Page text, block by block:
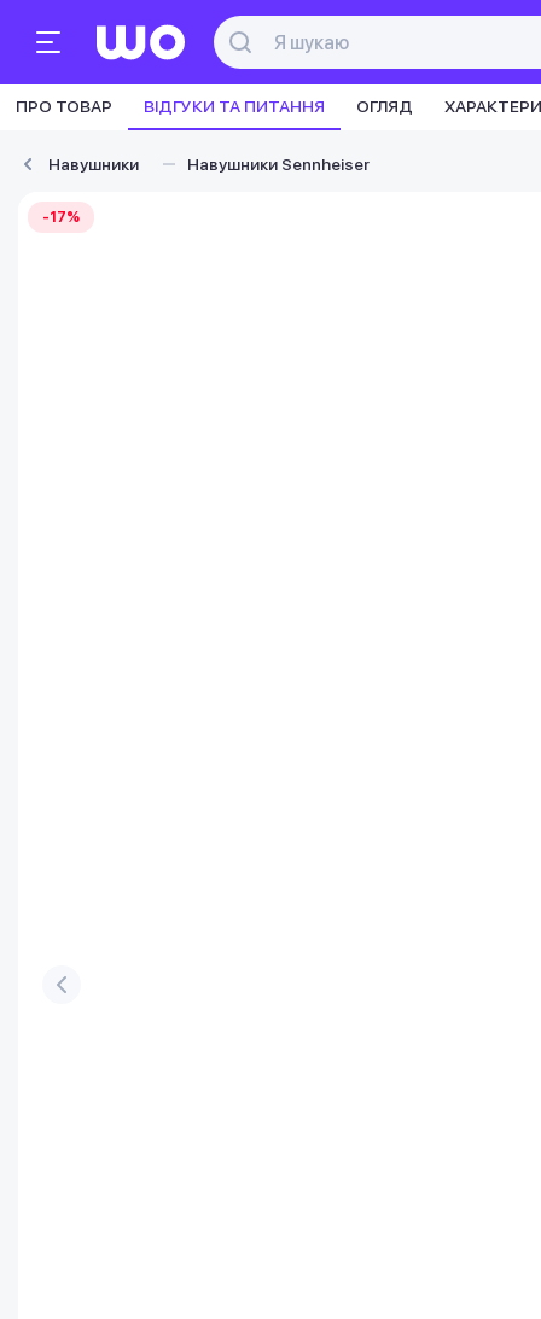
ПРО ТОВАР ВІДГУКИ ТА ПИТАННЯ ОГЛЯД
Навушники Навушники Sennheiser
-17%